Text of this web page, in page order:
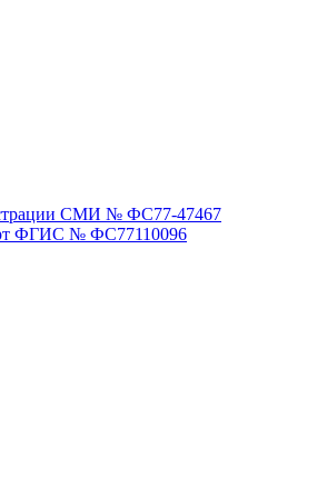
СМИ № ФС77-47467
ФГИС № ФС77110096